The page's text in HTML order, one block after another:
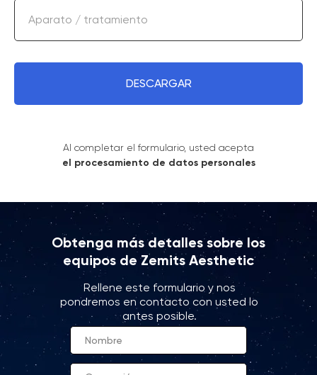
Aparato / tratamiento
DESCARGAR
Al completar el formulario, usted acepta
el procesamiento de datos personales
Obtenga más detalles sobre los
equipos de Zemits Aesthetic
Rellene este formulario y nos
pondremos en contacto con usted lo
antes posible.